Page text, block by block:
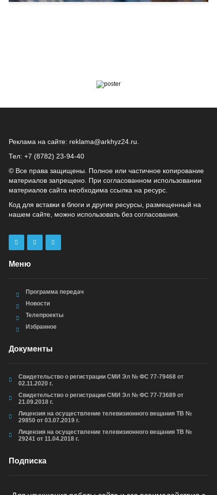
Реклама на сайте: reklama@arkhyz24.ru
Тел: +7 (8782) 23‑94‑40
© Все права защищены. Полное или частичное копирование
материалов запрещено. При согласованном использовании
материалов сайта необходима ссылка на ресурс.
Код для вставки в блоги и другие ресурсы, размещенный на
нашем сайте, можно использовать без согласования.
Меню
Программа передач
Новости
Телепроекты
Избранное
Документы
Свидетельство о регистрации СМИ Эл № ФС 77-79468 от
02.11.2020 г.
Свидетельство о регистрации СМИ Эл № ФС 77-73689 от
21.09.2018 г.
Лицензия на осуществление телевизионного вещания ТВ №
29850 от 03.07.2019 г.
Лицензия на осуществление телевизионного вещания ТВ №
29241 от 11.04.2018 г.
Подписка